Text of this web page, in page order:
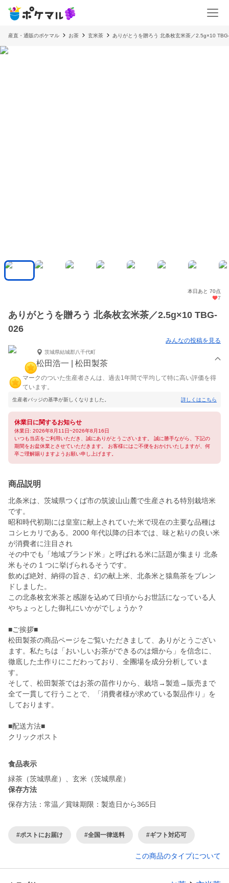
産直・通販のポケマル お茶 玄米茶 ありがとうを贈ろう 北条枚玄米茶／2.5g×10
本日あと 70点
7
ありがとうを贈ろう 北条枚玄米茶／2.5g×10 TBG-
026
みんなの投稿を見る
茨城県結城郡八千代町
松田浩一 | 松田製茶
マークのついた生産者さんは、過去1年間で平均して特に高い評価を得
ています。
生産者バッジの基準が新しくなりました。 詳しくはこちら
休業日に関するお知らせ
休業日: 2026年8月11日~2026年8月16日
いつも当店をご利用いただき、誠にありがとうございます。 誠に勝手ながら、下記の
期間をお盆休業とさせていただきます。 お客様にはご不便をおかけいたしますが、何
卒ご理解賜りますようお願い申し上げます。
商品説明
北条米は、茨城県つくば市の筑波山山麓で生産される特別栽培米
です。
昭和時代初期には皇室に献上されていた米で現在の主要な品種は
コシヒカリである。2000 年代以降の日本では、味と粘りの良い米
が消費者に注目され
その中でも「地域ブランド米」と呼ばれる米に話題が集まり 北条
米もその 1 つに挙げられるそうです。
飲めば絶対、納得の旨さ、幻の献上米、北条米と猿島茶をブレン
ドしました。
この北条枚玄米茶と感謝を込めて日頃からお世話になっている人
やちょっとした御礼にいかがでしょうか？
■ご挨拶■
松田製茶の商品ページをご覧いただきまして、ありがとうござい
ます。私たちは「おいしいお茶ができるのは畑から」を信念に、
徹底した土作りにこだわっており、全團場を成分分析していま
す。
そして、松田製茶ではお茶の苗作りから、栽培→製造→販売まで
全て一貫して行うことで、「消費者様が求めている製品作り」を
しております。
■配送方法■
クリックポスト
食品表示
緑茶（茨城県産）、玄米（茨城県産）
保存方法
保存方法：常温／賞味期限：製造日から365日
#ポストにお届け #全国一律送料 #ギフト対応可
この商品のタイプについて